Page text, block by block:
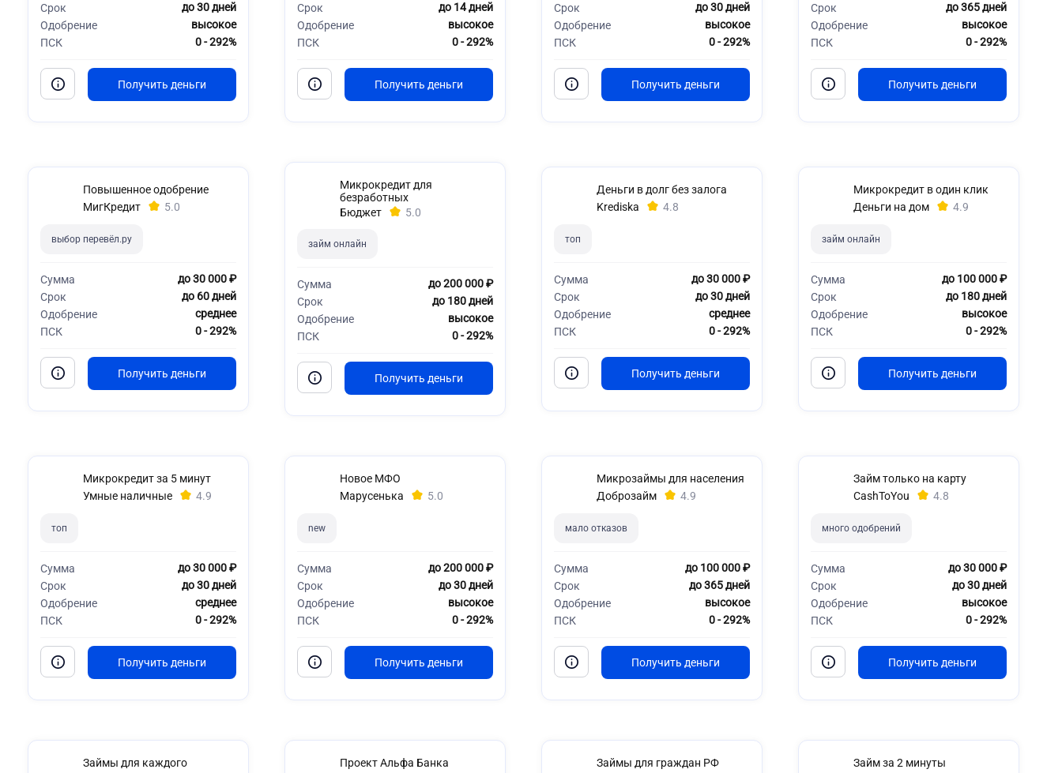
Срок
до 30 дней
Одобрение
высокое
ПСК
0 - 292%
Срок
до 14 дней
Одобрение
высокое
ПСК
0 - 292%
Срок
до 30 дней
Одобрение
высокое
ПСК
0 - 292%
Срок
до 365 дней
Одобрение
высокое
ПСК
0 - 292%
Повышенное одобрение
МигКредит
5.0
выбор перевёл.ру
Сумма
до 30 000 ₽
Срок
до 60 дней
Одобрение
среднее
ПСК
0 - 292%
Микрокредит для
безработных
Бюджет
5.0
займ онлайн
Сумма
до 200 000 ₽
Срок
до 180 дней
Одобрение
высокое
ПСК
0 - 292%
Деньги в долг без залога
Krediska
4.8
топ
Сумма
до 30 000 ₽
Срок
до 30 дней
Одобрение
среднее
ПСК
0 - 292%
Микрокредит в один клик
Деньги на дом
4.9
займ онлайн
Сумма
до 100 000 ₽
Срок
до 180 дней
Одобрение
высокое
ПСК
0 - 292%
Микрокредит за 5 минут
Умные наличные
4.9
топ
Сумма
до 30 000 ₽
Срок
до 30 дней
Одобрение
среднее
ПСК
0 - 292%
Новое МФО
Марусенька
5.0
new
Сумма
до 200 000 ₽
Срок
до 30 дней
Одобрение
высокое
ПСК
0 - 292%
Микрозаймы для населения
Доброзайм
4.9
мало отказов
Сумма
до 100 000 ₽
Срок
до 365 дней
Одобрение
высокое
ПСК
0 - 292%
Займ только на карту
CashToYou
4.8
много одобрений
Сумма
до 30 000 ₽
Срок
до 30 дней
Одобрение
высокое
ПСК
0 - 292%
Займы для каждого
Проект Альфа Банка
Займы для граждан РФ
Займ за 2 минуты